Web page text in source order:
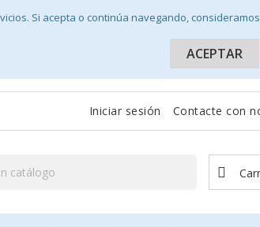
Si acepta o continúa navegando,
ACEPTAR
Iniciar sesión Contacte con